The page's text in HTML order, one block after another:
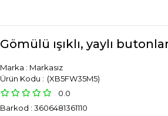
Gömülü ışıklı, yaylı
Marka : Markasız
(XB5FW35M5)
0.0
Barkod : 3606481361110